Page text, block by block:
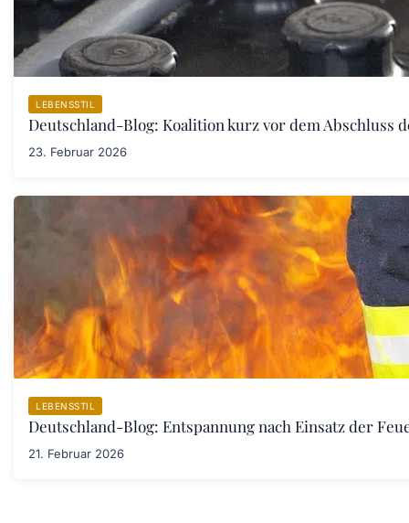
LEBENSSTIL
Deutschland-Blog: Koalition kurz vor dem Abschluss
23. Februar 2026
LEBENSSTIL
Deutschland-Blog: Entspannung nach Einsatz der
21. Februar 2026